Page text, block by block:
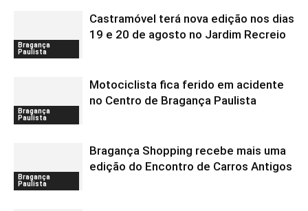
Bragança
Paulista
Castramóvel terá nova edição nos dias
19 e 20 de agosto no Jardim Recreio
Bragança
Paulista
Motociclista fica ferido em acidente
no Centro de Bragança Paulista
Bragança
Paulista
Bragança Shopping recebe mais uma
edição do Encontro de Carros Antigos